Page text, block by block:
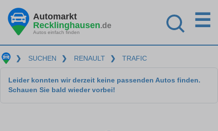
Automarkt
Recklinghausen.de
Autos einfach finden
☰
❯ SUCHEN ❯ RENAULT ❯ TRAFIC
Leider konnten wir derzeit keine passenden Autos finden.
Schauen Sie bald wieder vorbei!